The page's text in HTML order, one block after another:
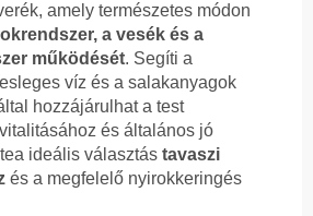
amely természetes módon
a vesék és a
működését. Segíti a
víz és a salakanyagok
hozzájárulhat a test
és általános jó
ideális választás tavaszi
és a megfelelő nyirokkeringés